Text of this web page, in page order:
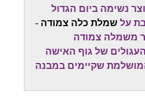
נשימה ביום הגדול
על שמלת כלה צמודה -
משמלה צמודה
של גוף האישה
שקיימים במבנה